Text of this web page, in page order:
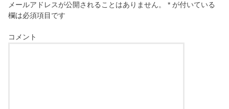
メールアドレスが公開されることはありません。 * が付いている
欄は必須項目です
コメント